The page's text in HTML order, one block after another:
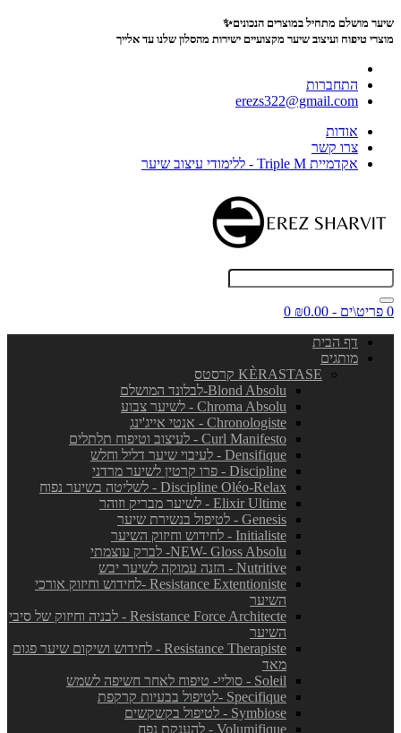
שיער מושלם מתחיל במוצרים הנכונים✨
מוצרי טיפוח ועיצוב שיער מקצועיים ישירות מהסלון שלנו עד אלייך
התחברות
erezs322@gmail.com
אודות
צרו קשר
אקדמיית Triple M - ללימודי עיצוב שיער
0 פריט\ים - ₪0.00
0
דף הבית
מותגים
KÈRASTASE קרסטס
Blond Absolu-לבלונד המושלם
Chroma Absolu - לשיער צבוע
Chronologiste - אנטי אייג'ינג
Curl Manifesto - לעיצוב וטיפוח תלתלים
Densifique - לעיבוי שיער דליל וחלש
Discipline - פרו קרטין לשיער מרדני
Discipline Oléo-Relax - לשליטה בשיער נפוח
Elixir Ultime - לשיער מבריק וזוהר
Genesis - לטיפול בנשירת שיער
Initialiste - לחידוש וחיזוק השיער
NEW- Gloss Absolu- לברק עוצמתי
Nutritive - הזנה עמוקה לשיער יבש
Resistance Extentioniste -לחידוש וחיזוק אורכי
השיער
Resistance Force Architecte - לבניה וחיזוק של סיבי
השיער
Resistance Therapiste - לחידוש ושיקום שיער פגום
מאד
Soleil - סוליי- טיפוח לאחר חשיפה לשמש
Specifique -לטיפול בבעיות קרקפת
Symbiose - לטיפול בקשקשים
Volumifique - להענקת נפח